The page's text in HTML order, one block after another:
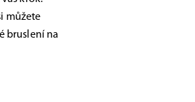
můžete
bruslení na